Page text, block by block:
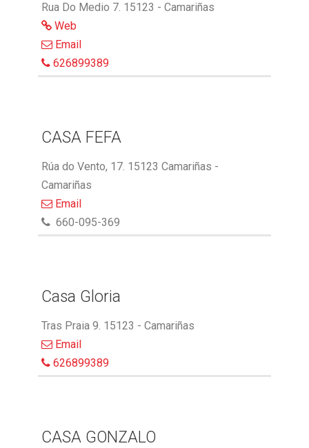
Rua Do Medio 7. 15123 - Camariñas
Web
Email
626899389
CASA FEFA
Rúa do Vento, 17. 15123 Camariñas -
Camariñas
Email
660-095-369
Casa Gloria
Tras Praia 9. 15123 - Camariñas
Email
626899389
CASA GONZALO